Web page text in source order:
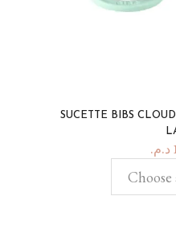
SUCETTE BIBS
د.م.